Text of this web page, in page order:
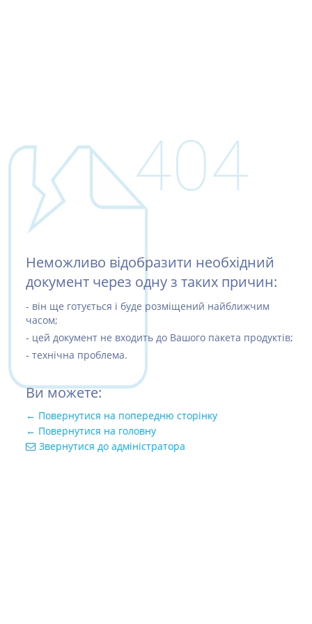
404
Неможливо відобразити необхідний
документ через одну з таких причин:
- він ще готується і буде розміщений найближчим
часом;
- цей документ не входить до Вашого пакета продуктів;
- технічна проблема.
Ви можете:
← Повернутися на попередню сторінку
← Повернутися на головну
Звернутися до адміністратора